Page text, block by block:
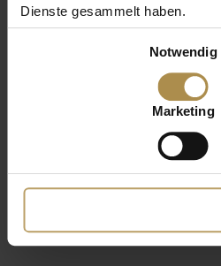
Dienste gesammelt haben.
Notwendig
Marketing